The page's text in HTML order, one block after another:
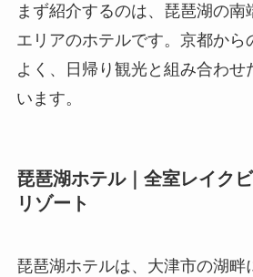
まず紹介するのは、琵琶湖の南
エリアのホテルです。京都から
よく、日帰り観光と組み合わせ
います。
琵琶湖ホテル｜全室レイク
リゾート
琵琶湖ホテルは、大津市の湖畔